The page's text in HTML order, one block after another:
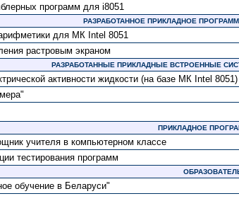
программ для i8051
РАЗРАБОТАННОЕ ПРИКЛАДНОЕ
для МК Intel 8051
растровым экраном
РАЗРАБОТАННЫЕ ПРИКЛАДНЫЕ ВСТРОЕННЫЕ
активности жидкости (на базе МК Intel 8051)
ПРИКЛАДНОЕ
учителя в компьютерном классе
тестирования программ
обучение в Беларуси"